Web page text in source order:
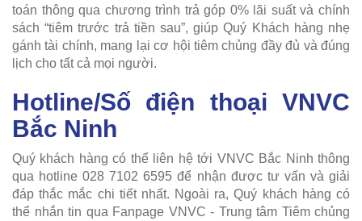
toán thông qua chương trình trả góp 0% lãi suất và chính
sách “tiêm trước trả tiền sau”, giúp Quý Khách hàng nhẹ
gánh tài chính, mang lại cơ hội tiêm chủng đầy đủ và đúng
lịch cho tất cả mọi người.
Hotline/Số điện thoại VNVC
Bắc Ninh
Quý khách hàng có thể liên hệ tới VNVC Bắc Ninh thông
qua hotline 028 7102 6595 để nhận được tư vấn và giải
đáp thắc mắc chi tiết nhất. Ngoài ra, Quý khách hàng có
thể nhắn tin qua Fanpage VNVC - Trung tâm Tiêm chủng